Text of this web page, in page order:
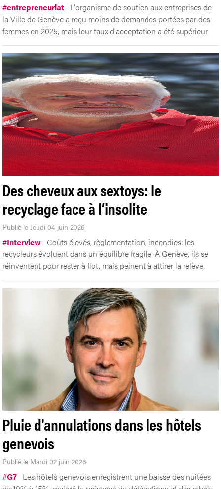
#entrepreneuriat L'organisme de soutien aux entreprises de
la Ville de Genève a reçu moins de demandes portées par des
femmes en 2025, mais leur taux d'acceptation a été supérieur
Des cheveux aux sextoys: le
recyclage face à l’insolite
Publié le Jeudi 04 juin 2026
#Interview Coûts élevés, règlementation, incendies: les
recycleurs évoluent dans un équilibre fragile. À Genève, ils se
réinventent pour rester à flot, mais peinent à attirer la relève.
Pluie d'annulations dans les hôtels
genevois
Publié le Mardi 02 juin 2026
#G7 Les hôtels genevois enregistrent une baisse des nuitées